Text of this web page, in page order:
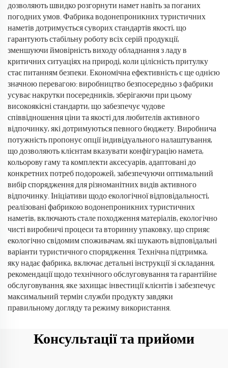
дозволяють швидко розгорнути намет навіть за поганих
погодних умов. Фабрика водонепроникних туристичних
наметів дотримується суворих стандартів якості, що
гарантують стабільну роботу всіх серій продукції,
зменшуючи ймовірність виходу обладнання з ладу в
критичних ситуаціях на природі, коли цілісність притулку
стає питанням безпеки. Економічна ефективність є ще однією
значною перевагою: виробництво безпосередньо з фабрики
усуває накрутки посередників, зберігаючи при цьому
високоякісні стандарти, що забезпечує чудове
співвідношення ціни та якості для любителів активного
відпочинку, які дотримуються певного бюджету. Виробнича
потужність пропонує опції індивідуального налаштування,
що дозволяють клієнтам вказувати конфігурацію намета,
кольорову гаму та комплекти аксесуарів, адаптовані до
конкретних потреб подорожей, забезпечуючи оптимальний
вибір спорядження для різноманітних видів активного
відпочинку. Ініціативи щодо екологічної відповідальності,
реалізовані фабрикою водонепроникних туристичних
наметів, включають стале походження матеріалів, екологічно
чисті виробничі процеси та вторинну упаковку, що сприяє
екологічно свідомим споживачам, які шукають відповідальні
варіанти туристичного спорядження. Технічна підтримка,
яку надає фабрика, включає детальні інструкції зі складання,
рекомендації щодо технічного обслуговування та гарантійне
обслуговування, яке захищає інвестиції клієнтів і забезпечує
максимальний термін служби продукту завдяки
правильному догляду та режиму використання.
Консультації та прийоми